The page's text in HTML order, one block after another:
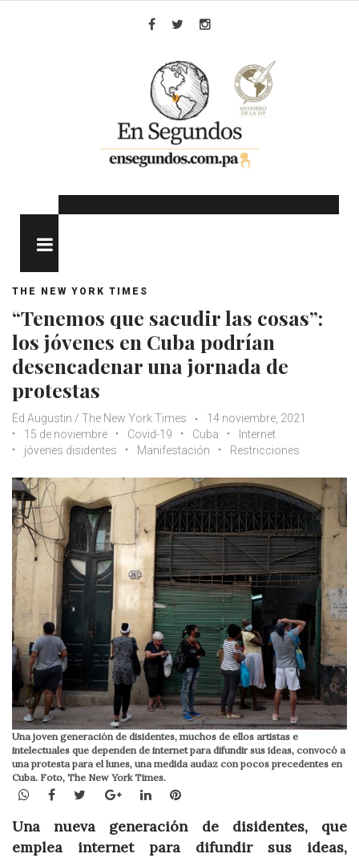
THE NEW YORK TIMES
“Tenemos que sacudir las cosas”:
los jóvenes en Cuba podrían
desencadenar una jornada de
protestas
Ed Augustin / The New York Times
14 noviembre, 2021
15 de noviembre
Covid-19 Cuba
Internet
jóvenes disidentes
Manifestación Restricciones
Una joven generación de disidentes, muchos de ellos artistas e
intelectuales que dependen de internet para difundir sus ideas, convocó a
una protesta para el lunes, una medida audaz con pocos precedentes en
Cuba. Foto, The New York Times.
WhatsApp
Facebook
TwitterGoogle+LinkedInPinterest
Una nueva generación de disidentes, que
emplea internet para difundir sus ideas,